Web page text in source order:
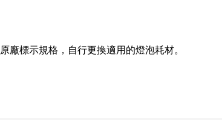
標示規格，自行更換適用的燈泡耗材。